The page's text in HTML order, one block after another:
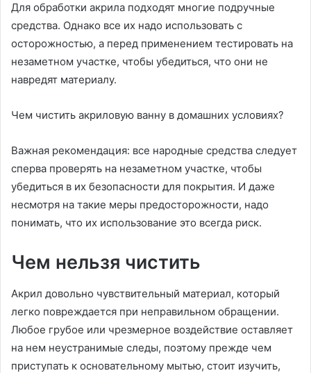
Для обработки акрила подходят многие подручные
средства. Однако все их надо использовать с
осторожностью, а перед применением тестировать на
незаметном участке, чтобы убедиться, что они не
навредят материалу.
Чем чистить акриловую ванну в домашних условиях?
Важная рекомендация: все народные средства следует
сперва проверять на незаметном участке, чтобы
убедиться в их безопасности для покрытия. И даже
несмотря на такие меры предосторожности, надо
понимать, что их использование это всегда риск.
Чем нельзя чистить
Акрил довольно чувствительный материал, который
легко повреждается при неправильном обращении.
Любое грубое или чрезмерное воздействие оставляет
на нем неустранимые следы, поэтому прежде чем
приступать к основательному мытью, стоит изучить,